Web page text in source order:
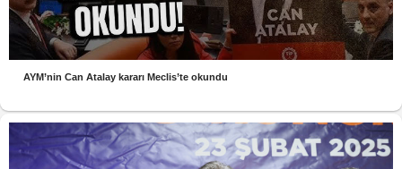
AYM’nin Can Atalay kararı Meclis’te okundu